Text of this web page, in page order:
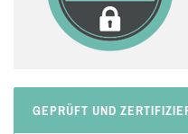
GEPRÜFT UND